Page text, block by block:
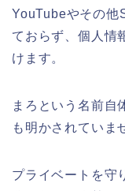
YouTubeやその他
ておらず、個人情
けます。
まろという名前自
も明かされていま
プライベートを守